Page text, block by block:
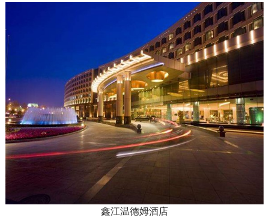
鑫江温德姆酒店